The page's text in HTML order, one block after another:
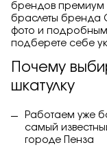
брендов премиум
браслеты бренда
фото и
подберете себе
Почему
шкатулку
Работаем уже
самый
городе Пенза